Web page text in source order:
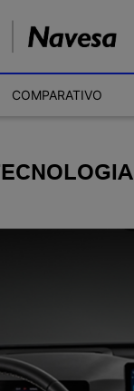
COMPARATIVO